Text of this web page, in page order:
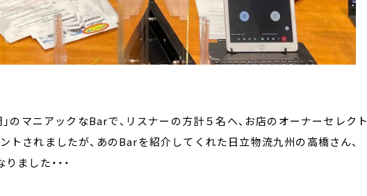
」のマニアックなBarで、リスナーの方計５名へ、お店のオーナーセレクト
トされましたが、あのBarを紹介してくれた日立物流九州の高橋さん、
ました・・・